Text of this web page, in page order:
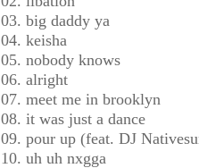
03. big daddy ya
04. keisha
05. nobody knows
06. alright
07. meet me in brooklyn
08. it was just a dance
09. pour up (feat. DJ
10. uh uh nxgga